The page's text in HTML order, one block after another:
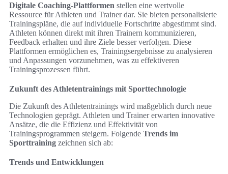
Digitale Coaching-Plattformen stellen eine wertvolle
Ressource für Athleten und Trainer dar. Sie bieten personalisierte
Trainingspläne, die auf individuelle Fortschritte abgestimmt sind.
Athleten können direkt mit ihren Trainern kommunizieren,
Feedback erhalten und ihre Ziele besser verfolgen. Diese
Plattformen ermöglichen es, Trainingsergebnisse zu analysieren
und Anpassungen vorzunehmen, was zu effektiveren
Trainingsprozessen führt.
Zukunft des Athletentrainings mit Sporttechnologie
Die Zukunft des Athletentrainings wird maßgeblich durch neue
Technologien geprägt. Athleten und Trainer erwarten innovative
Ansätze, die die Effizienz und Effektivität von
Trainingsprogrammen steigern. Folgende Trends im
Sporttraining zeichnen sich ab:
Trends und Entwicklungen